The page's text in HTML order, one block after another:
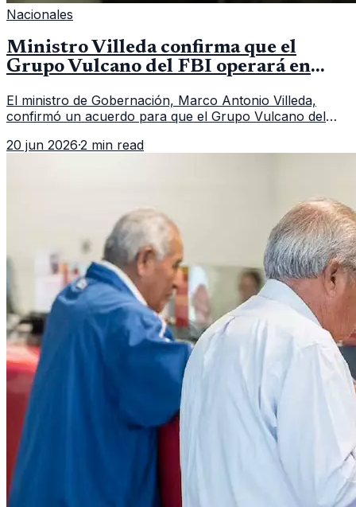
Nacionales
Ministro Villeda confirma que el
Grupo Vulcano del FBI operará en
El ministro de Gobernación, Marco Antonio Villeda,
confirmó un acuerdo para que el Grupo Vulcano del
fallido con la administración anterior del Ministerio
20 jun 2026·2 min read